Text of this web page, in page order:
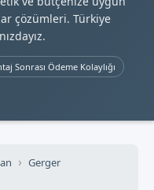
çözümleri. Türkiye
Sonrası Ödeme Kolaylığı
Gerger